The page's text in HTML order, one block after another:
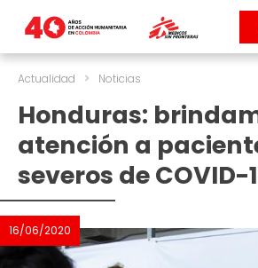
Actualidad > Noticias
Honduras:
atención a
severos de COVID-
16/06/2020